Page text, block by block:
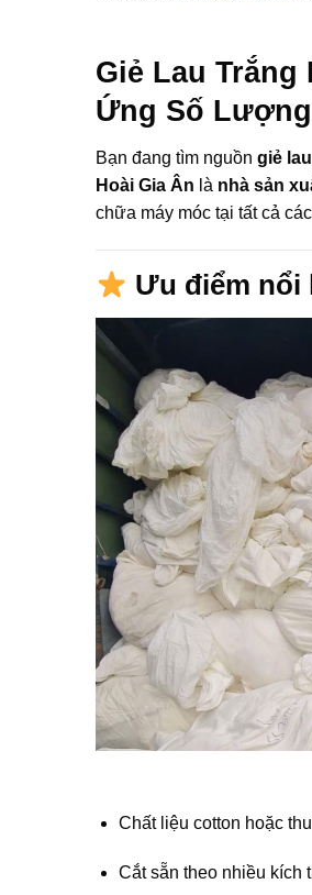
Giẻ Lau Trắng
Ứng Số
Bạn đang tìm nguồn giẻ
Hoài Gia Ân là nhà sản
chữa máy móc tại tất cả
Ưu điểm nổi
Chất liệu cotton hoặc
Cắt sẵn theo nhiều